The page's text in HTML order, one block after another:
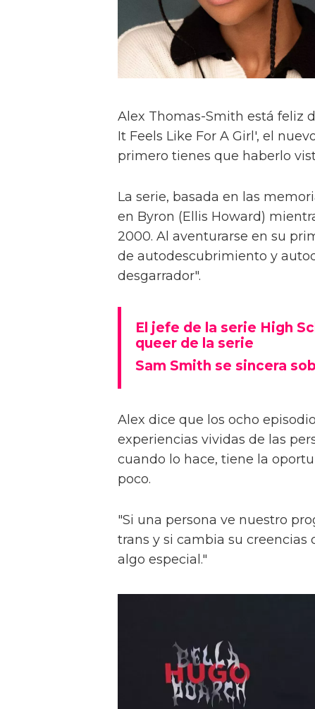
Alex Thomas-Smith está feliz
It Feels Like For A Girl', el
primero tienes que haberlo
La serie, basada en las
en Byron (Ellis Howard)
2000. Al aventurarse en su
de autodescubrimiento y
desgarrador".
El jefe de la serie High
queer de la serie
Sam Smith se sincera
Alex dice que los ocho
experiencias vividas de las
cuando lo hace, tiene la
poco.
"Si una persona ve nuestro
trans y si cambia su
algo especial."